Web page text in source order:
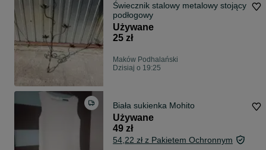
Świecznik stalowy metalowy stojący
podłogowy
Używane
25 zł
Maków Podhalański
Dzisiaj o 19:25
Biała sukienka Mohito
Używane
49 zł
54,22 zł z Pakietem Ochronnym